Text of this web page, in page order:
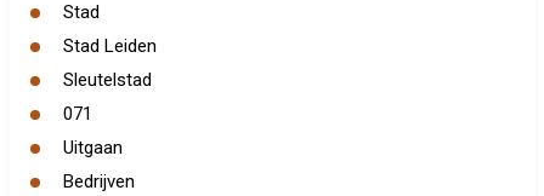
Stad
Stad Leiden
Sleutelstad
071
Uitgaan
Bedrijven